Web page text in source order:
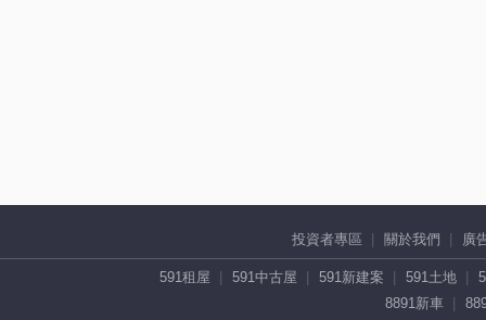
投資者專區 關於我們 廣
591租屋 591中古屋 591新建案 591土地
8891新車